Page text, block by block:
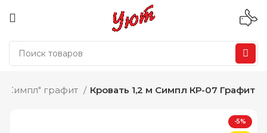
"Симпл" графит Кровать 1,2 м Симпл КР-07 Графит
-5%